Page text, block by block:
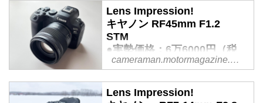
Lens Impression!
キヤノン RF45mm F1.2
STM
●実勢価格：6万6000円（税
込）
カメラマン
cameraman.motormagazine.co.jp
Lens Impression!